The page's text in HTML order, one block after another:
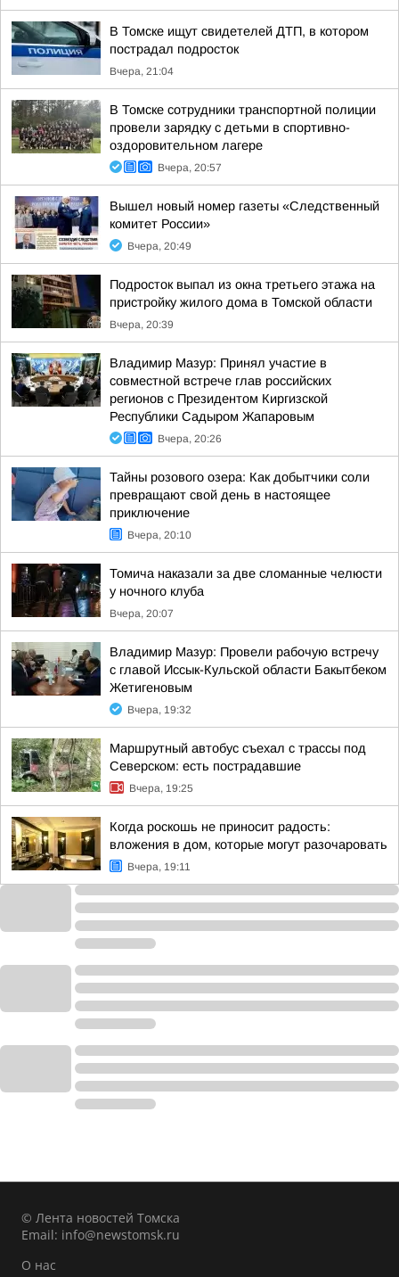
В Томске ищут свидетелей ДТП, в котором
пострадал подросток
Вчера, 21:04
В Томске сотрудники транспортной полиции
провели зарядку с детьми в спортивно-
оздоровительном лагере
Вчера, 20:57
Вышел новый номер газеты «Следственный
комитет России»
Вчера, 20:49
Подросток выпал из окна третьего этажа на
пристройку жилого дома в Томской области
Вчера, 20:39
Владимир Мазур: Принял участие в
совместной встрече глав российских
регионов с Президентом Киргизской
Республики Садыром Жапаровым
Вчера, 20:26
Тайны розового озера: Как добытчики соли
превращают свой день в настоящее
приключение
Вчера, 20:10
Томича наказали за две сломанные челюсти
у ночного клуба
Вчера, 20:07
Владимир Мазур: Провели рабочую встречу
с главой Иссык-Кульской области Бакытбеком
Жетигеновым
Вчера, 19:32
Маршрутный автобус съехал с трассы под
Северском: есть пострадавшие
Вчера, 19:25
Когда роскошь не приносит радость:
вложения в дом, которые могут разочаровать
Вчера, 19:11
© Лента новостей Томска
Email: info@newstomsk.ru
О нас